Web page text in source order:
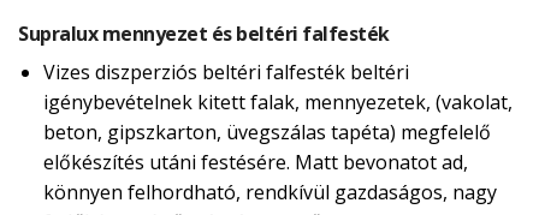
Supralux mennyezet és beltéri falfesték
Vizes diszperziós beltéri falfesték beltéri
igénybevételnek kitett falak, mennyezetek, (vakolat,
beton, gipszkarton, üvegszálas tapéta) megfelelő
előkészítés utáni festésére. Matt bevonatot ad,
könnyen felhordható, rendkívül gazdaságos, nagy